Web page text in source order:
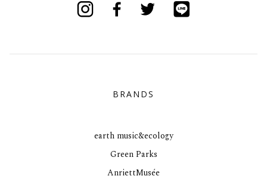
BRANDS
earth music&ecology
Green Parks
AnriettMusée